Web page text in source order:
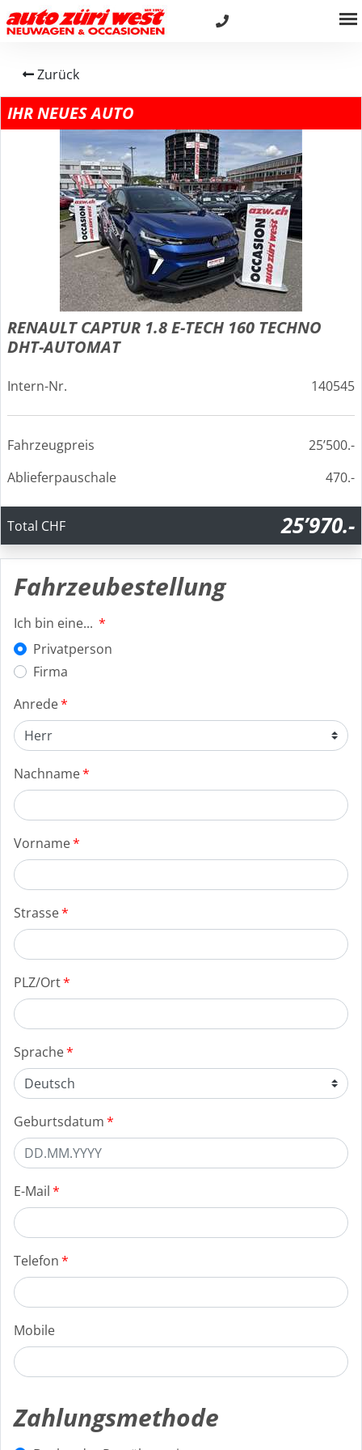
Zurück
Fahrzeubestellung
Ich bin eine...
Privatperson
Firma
Anrede
Nachname
Vorname
Strasse
PLZ/Ort
Sprache
Geburtsdatum
E-Mail
Telefon
Mobile
Zahlungsmethode
IHR NEUES AUTO
RENAULT CAPTUR 1.8 E-TECH 160 TECHNO
DHT-AUTOMAT
Intern-Nr. 140545
Fahrzeugpreis
25’500.-
Ablieferpauschale
470.-
Total CHF 25’970.-